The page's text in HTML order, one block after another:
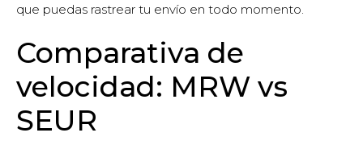
que puedas rastrear tu envío en todo momento.
Comparativa de
velocidad: MRW vs
SEUR